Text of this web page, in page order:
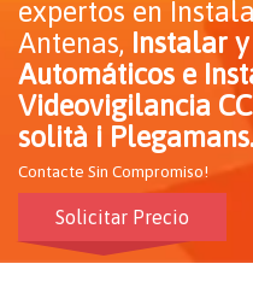
expertos en
Antenas, Instalar
Automáticos e
Videovigilancia
solità i Plegamans.
Contacte Sin Compromiso!
Solicitar Precio